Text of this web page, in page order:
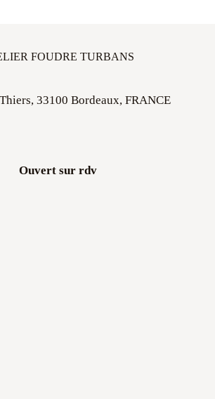
FOUDRE TURBANS
33100 Bordeaux, FRANCE
Ouvert sur rdv